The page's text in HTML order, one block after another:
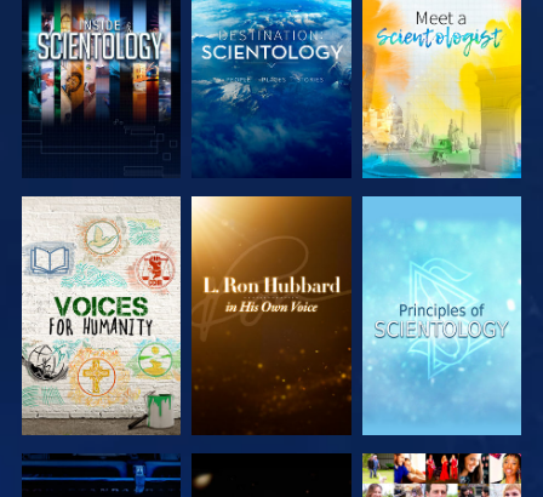
VERKEN DE
SERIE
VERKEN DE
SERIE
VERKEN DE
SERIE